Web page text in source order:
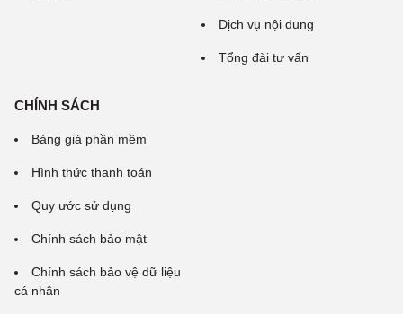
Dịch vụ nội dung
Tổng đài tư vấn
CHÍNH SÁCH
Bảng giá phần mềm
Hình thức thanh toán
Quy ước sử dụng
Chính sách bảo mật
Chính sách bảo vệ dữ liệu
cá nhân